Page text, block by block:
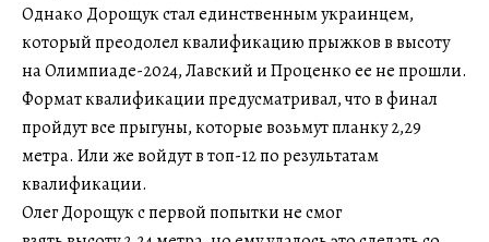
Однако Дорощук стал единственным украинцем,
который преодолел квалификацию прыжков в высоту
на Олимпиаде-2024, Лавский и Проценко ее не прошли.
Формат квалификации предусматривал, что в финал
пройдут все прыгуны, которые возьмут планку 2,29
метра. Или же войдут в топ-12 по результатам
квалификации.
Олег Дорощук с первой попытки не смог